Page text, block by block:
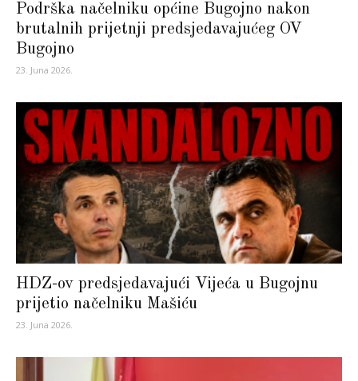
Podrška načelniku općine Bugojno nakon
brutalnih prijetnji predsjedavajućeg OV
Bugojno
23. Juna 2026.
HDZ-ov predsjedavajući Vijeća u Bugojnu
prijetio načelniku Mašiću
23. Juna 2026.